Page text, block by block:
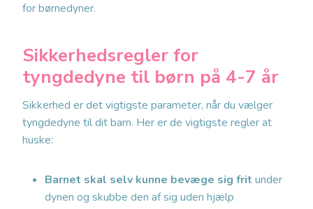
for børnedyner.
Sikkerhedsregler for
tyngdedyne til børn på 4-7 år
Sikkerhed er det vigtigste parameter, når du vælger
tyngdedyne til dit barn. Her er de vigtigste regler at
huske:
Barnet skal selv kunne bevæge sig frit under
dynen og skubbe den af sig uden hjælp